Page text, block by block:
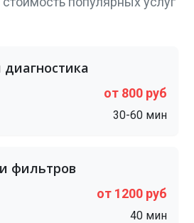
от 800 руб
30-60 мин
фильтров
от 1200 руб
40 мин